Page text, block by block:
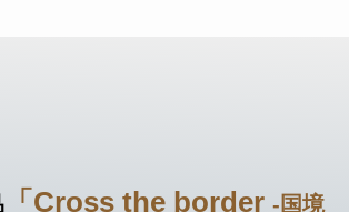
「Cross the border -国境